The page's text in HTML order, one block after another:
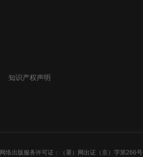
知识产权声明
网络出版服务许可证：（署）网出证（京）字第266号